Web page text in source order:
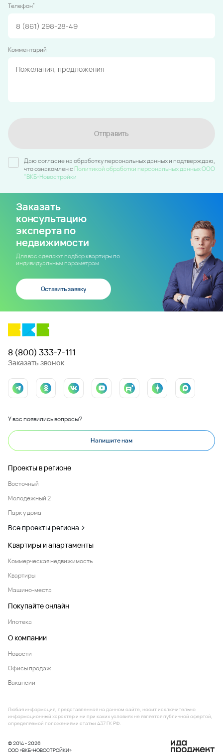
Телефон*
Комментарий
Отправить
Даю согласие на обработку персональных данных и подтверждаю,
что ознакомлен c Политикой обработки персональных данных ООО
"ВКБ-Новостройки
Заказать
консультацию
эксперта по
недвижимости
Для вас сделают подбор квартиры по
индивидуальным параметрам
Оставить заявку
8 (800) 333-7-111
Заказать звонок
У вас появились вопросы?
Напишите нам
Проекты в регионе
Восточный
Молодежный 2
Парк у дома
Все проекты региона
Квартиры и апартаменты
Коммерческая недвижимость
Квартиры
Машино-места
Покупайте онлайн
Ипотека
О компании
Новости
Офисы продаж
Вакансии
© 2014 - 2026
ООО «ВКБ-НОВОСТРОЙКИ»
Любая информация, представленная на данном сайте, носит исключительно
информационный характер и ни при каких условиях не является публичной офертой,
определяемой положениями статьи 437 ГК РФ.